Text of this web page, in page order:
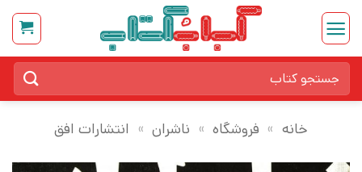
Skip
content
برای:
خانه » فروشگاه » ناشران » انتشارات افق